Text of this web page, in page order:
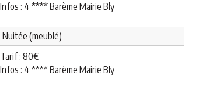
Infos : 4 **** Barème Mairie Bly
Nuitée (meublé)
Tarif : 80€
Infos : 4 **** Barème Mairie Bly